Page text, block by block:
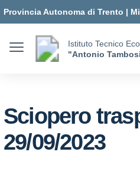
Provincia Autonoma di Trento |
dell'Istruzione e del Merito
Istituto Tecnico
"Antonio
Sciopero
29/09/2023